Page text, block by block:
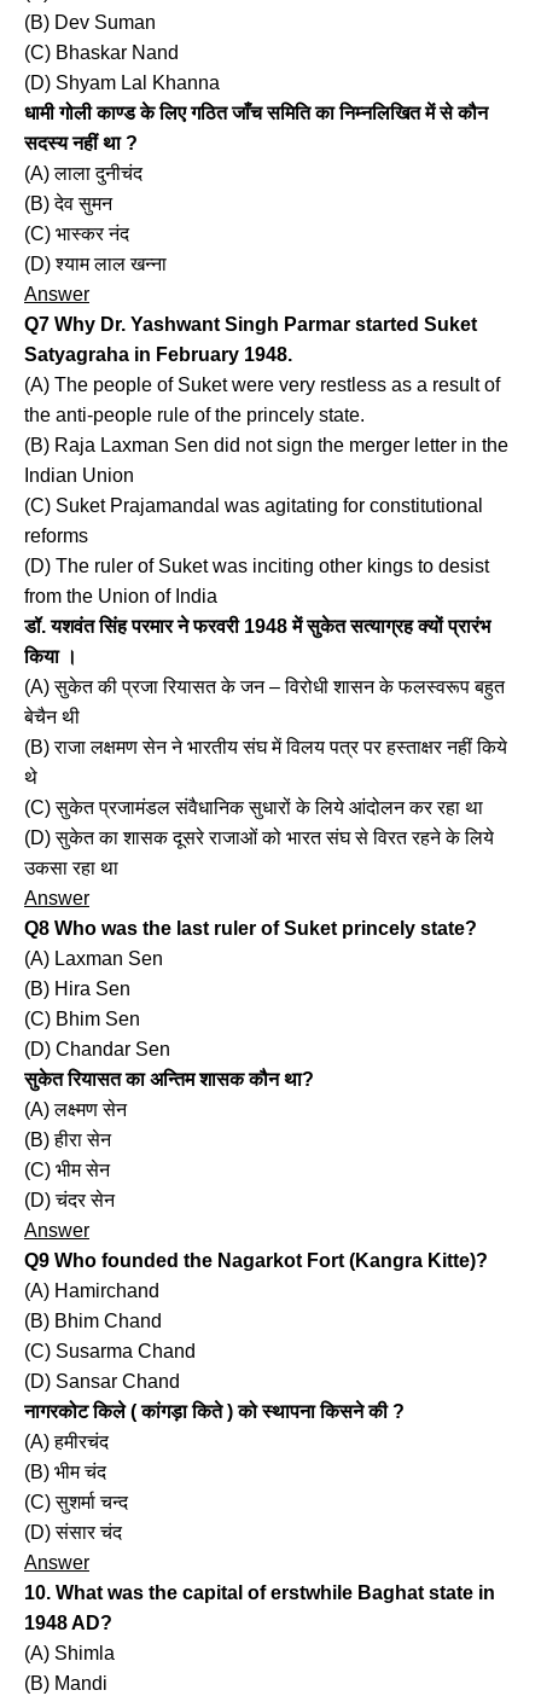
(B) Dev Suman
(C) Bhaskar Nand
(D) Shyam Lal Khanna
धामी गोली काण्ड के लिए गठित जाँच समिति का निम्नलिखित में से कौन
सदस्य नहीं था ?
(A) लाला दुनीचंद
(B) देव सुमन
(C) भास्कर नंद
(D) श्याम लाल खन्ना
Answer
Q7 Why Dr. Yashwant Singh Parmar started Suket
Satyagraha in February 1948.
(A) The people of Suket were very restless as a result of
the anti-people rule of the princely state.
(B) Raja Laxman Sen did not sign the merger letter in the
Indian Union
(C) Suket Prajamandal was agitating for constitutional
reforms
(D) The ruler of Suket was inciting other kings to desist
from the Union of India
डॉ. यशवंत सिंह परमार ने फरवरी 1948 में सुकेत सत्याग्रह क्यों प्रारंभ
किया ।
(A) सुकेत की प्रजा रियासत के जन – विरोधी शासन के फलस्वरूप बहुत
बेचैन थी
(B) राजा लक्षमण सेन ने भारतीय संघ में विलय पत्र पर हस्ताक्षर नहीं किये
थे
(C) सुकेत प्रजामंडल संवैधानिक सुधारों के लिये आंदोलन कर रहा था
(D) सुकेत का शासक दूसरे राजाओं को भारत संघ से विरत रहने के लिये
उकसा रहा था
Answer
Q8 Who was the last ruler of Suket princely state?
(A) Laxman Sen
(B) Hira Sen
(C) Bhim Sen
(D) Chandar Sen
सुकेत रियासत का अन्तिम शासक कौन था?
(A) लक्ष्मण सेन
(B) हीरा सेन
(C) भीम सेन
(D) चंदर सेन
Answer
Q9 Who founded the Nagarkot Fort (Kangra Kitte)?
(A) Hamirchand
(B) Bhim Chand
(C) Susarma Chand
(D) Sansar Chand
नागरकोट किले ( कांगड़ा किते ) को स्थापना किसने की ?
(A) हमीरचंद
(B) भीम चंद
(C) सुशर्मा चन्द
(D) संसार चंद
Answer
10. What was the capital of erstwhile Baghat state in
1948 AD?
(A) Shimla
(B) Mandi